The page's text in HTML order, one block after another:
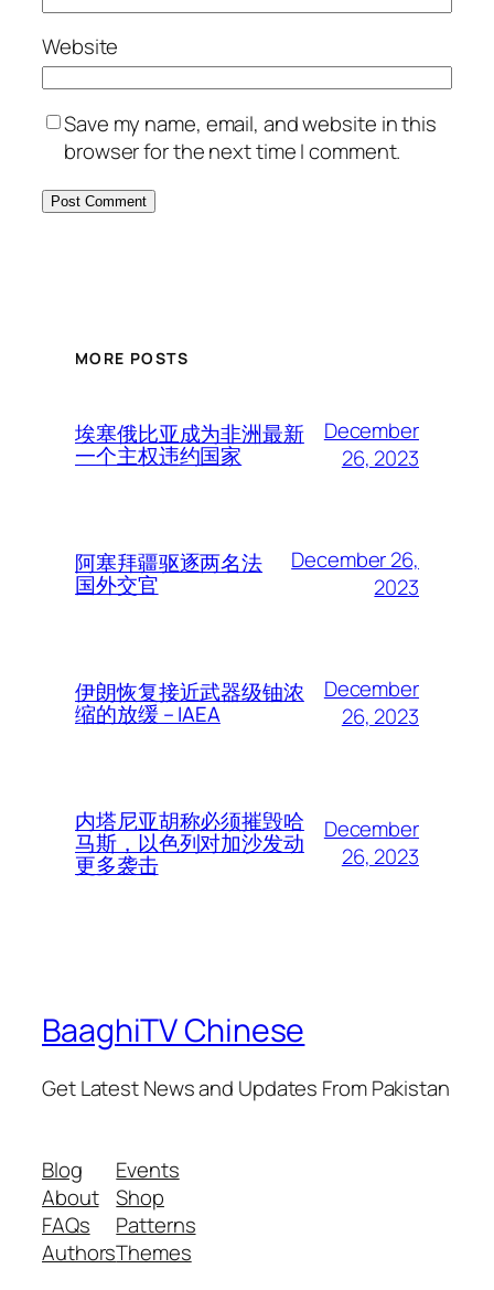
Website
Save my name, email, and website in this
browser for the next time I comment.
MORE POSTS
埃塞俄比亚成为非洲最新
一个主权违约国家
December
26, 2023
阿塞拜疆驱逐两名法
国外交官
December 26,
2023
伊朗恢复接近武器级铀浓
缩的放缓 – IAEA
December
26, 2023
内塔尼亚胡称必须摧毁哈
马斯，以色列对加沙发动
更多袭击
December
26, 2023
BaaghiTV Chinese
Get Latest News and Updates From Pakistan
Blog
About
FAQs
Authors
Events
Shop
Patterns
Themes